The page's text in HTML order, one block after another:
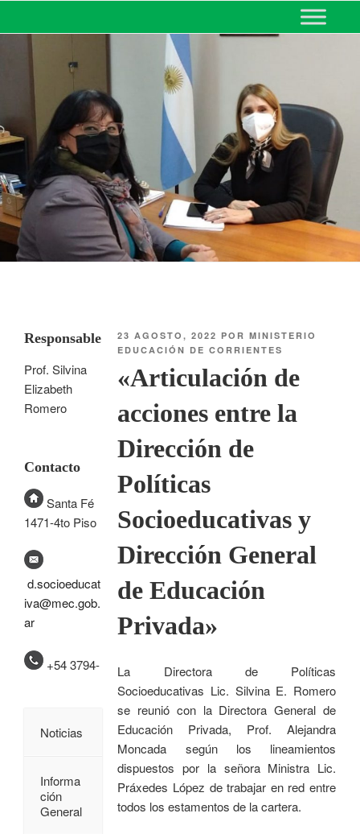
MINISTERIO DE EDUCACIÓN
DE CORRIENTES
23 AGOSTO, 2022 PORMINISTERIO
EDUCACIÓN DE CORRIENTES
«Articulación de
acciones entre la
Dirección de
Políticas
Socioeducativas y
Dirección General
de Educación
Privada»
La Directora de Políticas
Socioeducativas Lic. Silvina E. Romero
se reunió con la Directora General de
Educación Privada, Prof. Alejandra
Moncada según los lineamientos
dispuestos por la señora Ministra Lic.
Práxedes López de trabajar en red entre
todos los estamentos de la cartera.
Responsable
Prof. Silvina
Elizabeth
Romero
Contacto
Santa Fé
1471-4to Piso
d.socioeducat
iva@mec.gob.
ar
+54 3794-
Noticias
Informa
ción
General